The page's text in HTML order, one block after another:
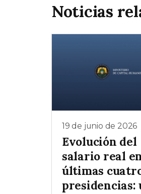
Noticias
19 de junio de 2026
Evolución del
salario real
últimas
presidencias: